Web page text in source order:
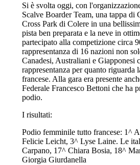
Si è svolta oggi, con
Scalve Boarder Team, una tappa di
Cross Park di Colere in una
pista ben preparata e la neve in
partecipato alla competizione circa
rappresentanza di 16 nazioni non
Canadesi, Australiani e Giapponesi
rappresentanza per quanto riguarda
francese. Alla gara era presente
Federale Francesco Bettoni che ha
podio.
I risultati:
Podio femminile tutto francese: 1^
Felicie Leicht, 3^ Lyse Laine. Le
Carpano, 17^ Chiara Bosia, 18^
Giorgia Giurdanella